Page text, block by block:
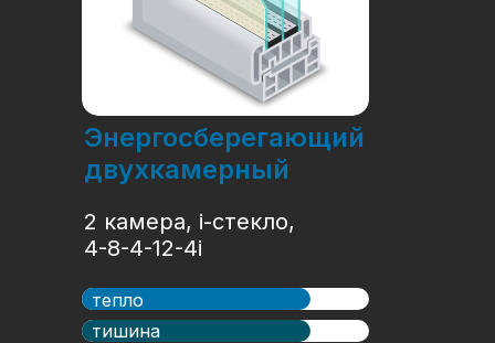
2 камера, i-стекло,
4-8-4-12-4i
Энергосберегающий
двухкамерный
тепло
тишина